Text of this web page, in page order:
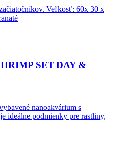
Veľkosť: 60x 30 x
SET DAY &
nanoakvárium s
ideálne podmienky pre rastliny,